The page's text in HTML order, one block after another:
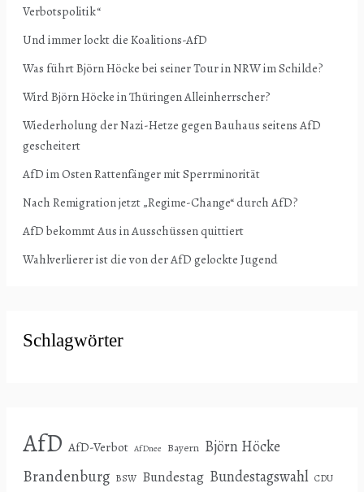
Verbotspolitik“
Und immer lockt die Koalitions-AfD
Was führt Björn Höcke bei seiner Tour in NRW im Schilde?
Wird Björn Höcke in Thüringen Alleinherrscher?
Wiederholung der Nazi-Hetze gegen Bauhaus seitens AfD
gescheitert
AfD im Osten Rattenfänger mit Sperrminorität
Nach Remigration jetzt „Regime-Change“ durch AfD?
AfD bekommt Aus in Ausschüssen quittiert
Wahlverlierer ist die von der AfD gelockte Jugend
Schlagwörter
AfD AfD-Verbot AfDnee Bayern Björn Höcke
Brandenburg BSW Bundestag Bundestagswahl CDU